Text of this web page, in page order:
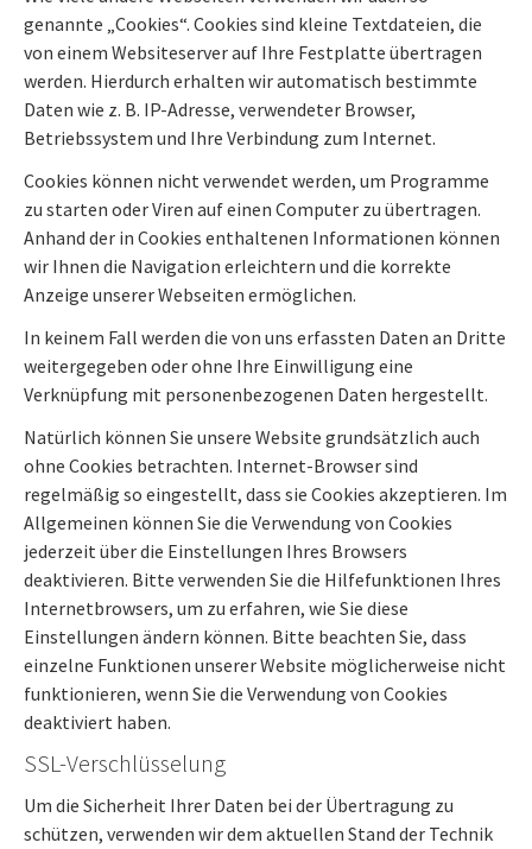
genannte „Cookies“. Cookies sind kleine Textdateien, die
von einem Websiteserver auf Ihre Festplatte übertragen
werden. Hierdurch erhalten wir automatisch bestimmte
Daten wie z. B. IP-Adresse, verwendeter Browser,
Betriebssystem und Ihre Verbindung zum Internet.
Cookies können nicht verwendet werden, um Programme
zu starten oder Viren auf einen Computer zu übertragen.
Anhand der in Cookies enthaltenen Informationen können
wir Ihnen die Navigation erleichtern und die korrekte
Anzeige unserer Webseiten ermöglichen.
In keinem Fall werden die von uns erfassten Daten an Dritte
weitergegeben oder ohne Ihre Einwilligung eine
Verknüpfung mit personenbezogenen Daten hergestellt.
Natürlich können Sie unsere Website grundsätzlich auch
ohne Cookies betrachten. Internet-Browser sind
regelmäßig so eingestellt, dass sie Cookies akzeptieren. Im
Allgemeinen können Sie die Verwendung von Cookies
jederzeit über die Einstellungen Ihres Browsers
deaktivieren. Bitte verwenden Sie die Hilfefunktionen Ihres
Internetbrowsers, um zu erfahren, wie Sie diese
Einstellungen ändern können. Bitte beachten Sie, dass
einzelne Funktionen unserer Website möglicherweise nicht
funktionieren, wenn Sie die Verwendung von Cookies
deaktiviert haben.
SSL-Verschlüsselung
Um die Sicherheit Ihrer Daten bei der Übertragung zu
schützen, verwenden wir dem aktuellen Stand der Technik